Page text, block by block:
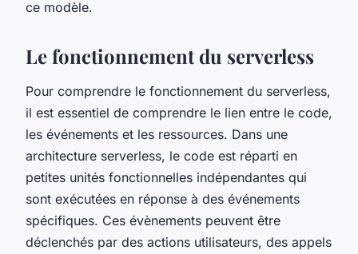
ce modèle.
Le fonctionnement du serverless
Pour comprendre le fonctionnement du serverless,
il est essentiel de comprendre le lien entre le code,
les événements et les ressources. Dans une
architecture serverless, le code est réparti en
petites unités fonctionnelles indépendantes qui
sont exécutées en réponse à des événements
spécifiques. Ces évènements peuvent être
déclenchés par des actions utilisateurs, des appels